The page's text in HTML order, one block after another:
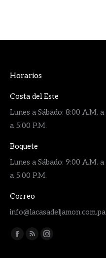
Horarios
Costa del Este
Lunes a Sábado: 8:00 A.M.
a 5:00 P.M.
Boquete
Lunes a Sábado: 9:00 A.M.
a 5:00 P.M.
Correo
info@lacasadeljamon.com.pa
Encuéntranos en:
Facebook
Rss Instagram